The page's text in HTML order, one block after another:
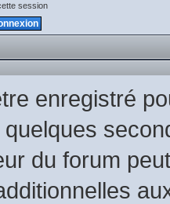
session
enregistré
du forum